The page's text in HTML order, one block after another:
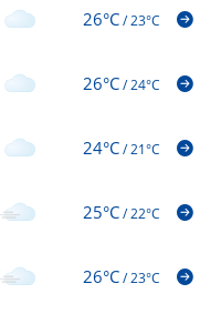
26°C/23°C
26°C/24°C
24°C/21°C
25°C/22°C
26°C/23°C